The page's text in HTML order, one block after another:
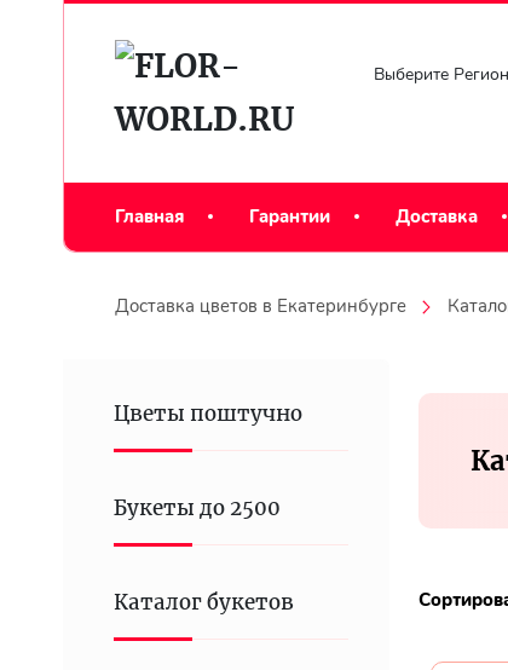
Выберите Регион
Главная Гарантии Доставка
Доставка цветов в Екатеринбурге
Цветы поштучно
Букеты до 2500
Каталог букетов